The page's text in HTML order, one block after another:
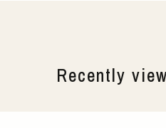
Recently